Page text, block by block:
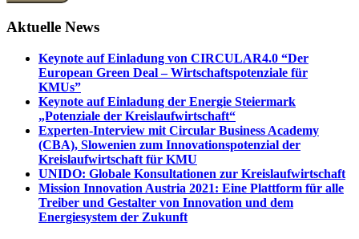
Aktuelle News
Keynote auf Einladung von CIRCULAR4.0 “Der
European Green Deal – Wirtschaftspotenziale für
KMUs”
Keynote auf Einladung der Energie Steiermark
„Potenziale der Kreislaufwirtschaft“
Experten-Interview mit Circular Business Academy
(CBA), Slowenien zum Innovationspotenzial der
Kreislaufwirtschaft für KMU
UNIDO: Globale Konsultationen zur Kreislaufwirtschaft
Mission Innovation Austria 2021: Eine Plattform für alle
Treiber und Gestalter von Innovation und dem
Energiesystem der Zukunft